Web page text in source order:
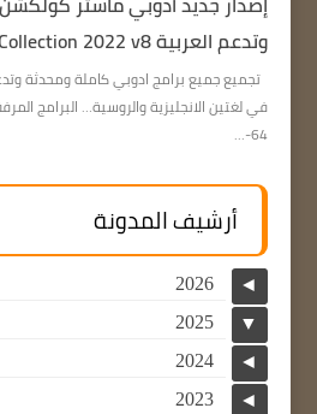
وتدعم العربية Adobe Master Collection 2022 v8
تجميع جميع برامج ادوبي كاملة ومحدثة
64-...
أرشيف المدونة
◄
2026
▼
2025
◄
2024
◄
2023